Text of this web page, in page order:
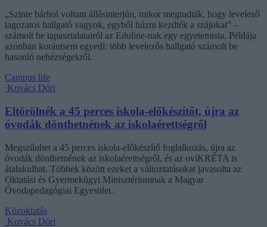
„Szinte bárhol voltam állásinterjún, mikor megtudták, hogy levelező
tagozatos hallgató vagyok, egyből húzni kezdték a szájukat” –
számolt be tapasztalatairól az Eduline-nak egy egyetemista. Példája
azonban korántsem egyedi: több levelezős hallgató számolt be
hasonló nehézségekről.
Campus life
Kovács Dóri
Eltörölnék a 45 perces iskola-előkészítőt, újra az
óvodák dönthetnének az iskolaérettségről
Megszűnhet a 45 perces iskola-előkészítő foglalkozás, újra az
óvodák dönthetnének az iskolaérettségről, és az oviKRÉTA is
átalakulhat. Többek között ezeket a változtatásokat javasolta az
Oktatási és Gyermekügyi Minisztériumnak a Magyar
Óvodapedagógiai Egyesület.
Közoktatás
Kovács Dóri